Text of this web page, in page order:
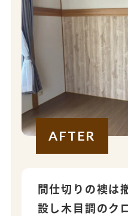
AFTER
間仕切りの襖は
設し木目調のク